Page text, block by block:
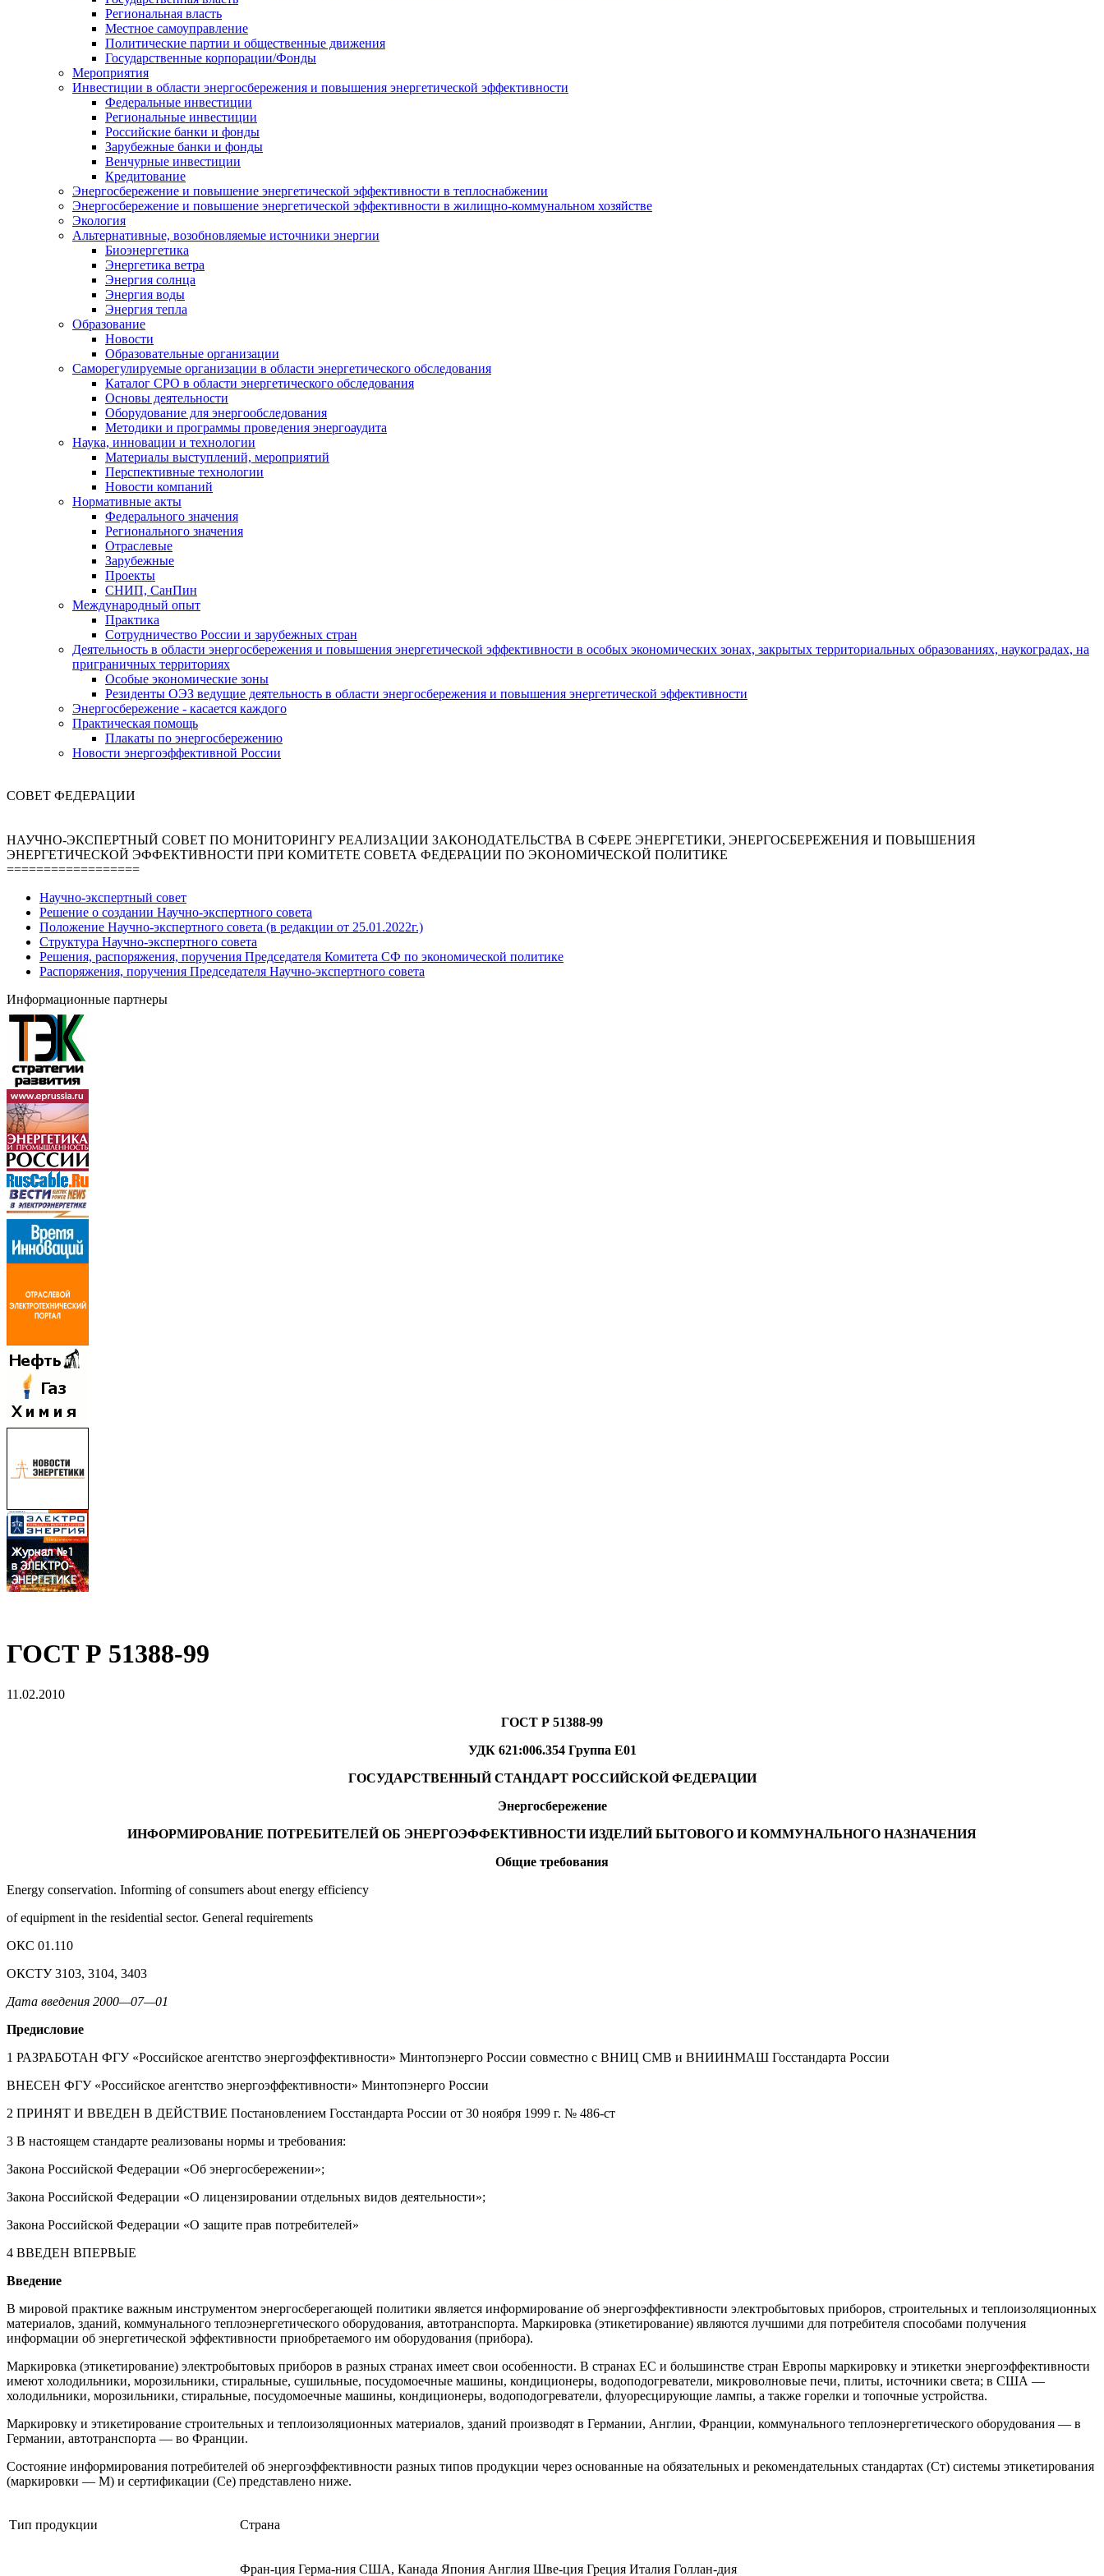
Региональная власть
Местное самоуправление
Политические партии и общественные движения
Государственные корпорации/Фонды
Мероприятия
Инвестиции в области энергосбережения и повышения энергетической эффективности
Федеральные инвестиции
Региональные инвестиции
Российские банки и фонды
Зарубежные банки и фонды
Венчурные инвестиции
Кредитование
Энергосбережение и повышение энергетической эффективности в теплоснабжении
Энергосбережение и повышение энергетической эффективности в жилищно-коммунальном хозяйстве
Экология
Альтернативные, возобновляемые источники энергии
Биоэнергетика
Энергетика ветра
Энергия солнца
Энергия воды
Энергия тепла
Образование
Новости
Образовательные организации
Саморегулируемые организации в области энергетического обследования
Каталог СРО в области энергетического обследования
Основы деятельности
Оборудование для энергообследования
Методики и программы проведения энергоаудита
Наука, инновации и технологии
Материалы выступлений, мероприятий
Перспективные технологии
Новости компаний
Нормативные акты
Федерального значения
Регионального значения
Отраслевые
Зарубежные
Проекты
СНИП, СанПин
Международный опыт
Практика
Сотрудничество России и зарубежных стран
Деятельность в области энергосбережения и повышения энергетической эффективности в особых экономических зонах, закрытых территориальных образованиях, наукоградах, на
приграничных территориях
Особые экономические зоны
Резиденты ОЭЗ ведущие деятельность в области энергосбережения и повышения энергетической эффективности
Энергосбережение - касается каждого
Практическая помощь
Плакаты по энергосбережению
Новости энергоэффективной России
СОВЕТ ФЕДЕРАЦИИ
НАУЧНО-ЭКСПЕРТНЫЙ СОВЕТ ПО МОНИТОРИНГУ РЕАЛИЗАЦИИ ЗАКОНОДАТЕЛЬСТВА В СФЕРЕ ЭНЕРГЕТИКИ, ЭНЕРГОСБЕРЕЖЕНИЯ И ПОВЫШЕНИЯ
ЭНЕРГЕТИЧЕСКОЙ ЭФФЕКТИВНОСТИ ПРИ КОМИТЕТЕ СОВЕТА ФЕДЕРАЦИИ ПО ЭКОНОМИЧЕСКОЙ ПОЛИТИКЕ
==================
Научно-экспертный совет
Решение о создании Научно-экспертного совета
Положение Научно-экспертного совета (в редакции от 25.01.2022г.)
Структура Научно-экспертного совета
Решения, распоряжения, поручения Председателя Комитета СФ по экономической политике
Распоряжения, поручения Председателя Научно-экспертного совета
Информационные партнеры
ГОСТ Р 51388-99
11.02.2010
ГОСТ Р 51388-99
УДК 621:006.354 Группа Е01
ГОСУДАРСТВЕННЫЙ СТАНДАРТ РОССИЙСКОЙ ФЕДЕРАЦИИ
Энергосбережение
ИНФОРМИРОВАНИЕ ПОТРЕБИТЕЛЕЙ ОБ ЭНЕРГОЭФФЕКТИВНОСТИ ИЗДЕЛИЙ БЫТОВОГО И КОММУНАЛЬНОГО НАЗНАЧЕНИЯ
Общие требования
Energy conservation. Informing of consumers about energy efficiency
of equipment in the residential sector. General requirements
ОКС 01.110
ОКСТУ 3103, 3104, 3403
Дата введения 2000—07—01
Предисловие
1 РАЗРАБОТАН ФГУ «Российское агентство энергоэффективности» Минтопэнерго России совместно с ВНИЦ СМВ и ВНИИНМАШ Госстандарта России
ВНЕСЕН ФГУ «Российское агентство энергоэффективности» Минтопэнерго России
2 ПРИНЯТ И ВВЕДЕН В ДЕЙСТВИЕ Постановлением Госстандарта России от 30 ноября 1999 г. № 486-ст
3 В настоящем стандарте реализованы нормы и требования:
Закона Российской Федерации «Об энергосбережении»;
Закона Российской Федерации «О лицензировании отдельных видов деятельности»;
Закона Российской Федерации «О защите прав потребителей»
4 ВВЕДЕН ВПЕРВЫЕ
Введение
В мировой практике важным инструментом энергосберегающей политики является информирование об энергоэффективности электробытовых приборов, строительных и теплоизоляционных
материалов, зданий, коммунального теплоэнергетического оборудования, автотранспорта. Маркировка (этикетирование) являются лучшими для потребителя способами получения
информации об энергетической эффективности приобретаемого им оборудования (прибора).
Маркировка (этикетирование) электробытовых приборов в разных странах имеет свои особенности. В странах ЕС и большинстве стран Европы маркировку и этикетки энергоэффективности
имеют холодильники, морозильники, стиральные, сушильные, посудомоечные машины, кондиционеры, водоподогреватели, микроволновые печи, плиты, источники света; в США —
холодильники, морозильники, стиральные, посудомоечные машины, кондиционеры, водоподогреватели, флуоресцирующие лампы, а также горелки и топочные устройства.
Маркировку и этикетирование строительных и теплоизоляционных материалов, зданий производят в Германии, Англии, Франции, коммунального теплоэнергетического оборудования — в
Германии, автотранспорта — во Франции.
Состояние информирования потребителей об энергоэффективности разных типов продукции через основанные на обязательных и рекомендательных стандартах (Ст) системы этикетирования
(маркировки — М) и сертификации (Се) представлено ниже.
Тип продукции Страна
Фран-ция Герма-ния США, Канада Япония Англия Шве-ция Греция Италия Голлан-дия